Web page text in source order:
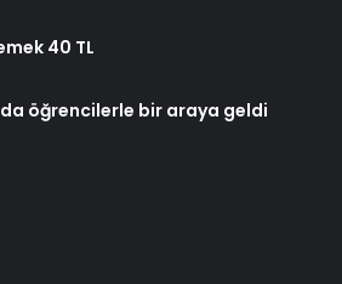
40 TL
öğrencilerle bir araya geldi